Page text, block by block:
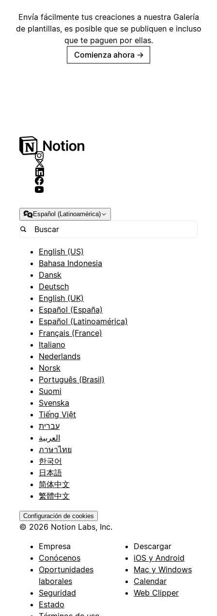
Envía fácilmente tus creaciones a nuestra Galería
de plantillas, es posible que se publiquen e incluso
que te paguen por ellas.
Comienza ahora →
Español (Latinoamérica)
English (US)
Bahasa Indonesia
Dansk
Deutsch
English (UK)
Español (España)
Español (Latinoamérica)
Français (France)
Italiano
Nederlands
Norsk
Português (Brasil)
Suomi
Svenska
Tiếng Việt
עברית
العربية
ภาษาไทย
한국어
日本語
简体中文
繁體中文
Configuración de cookies
© 2026 Notion Labs, Inc.
Empresa
Conócenos
Oportunidades
laborales
Seguridad
Estado
Descargar
iOS y Android
Mac y Windows
Calendar
Web Clipper